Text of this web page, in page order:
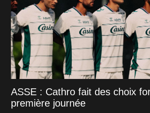
ASSE : Cathro fait des choix
première journée